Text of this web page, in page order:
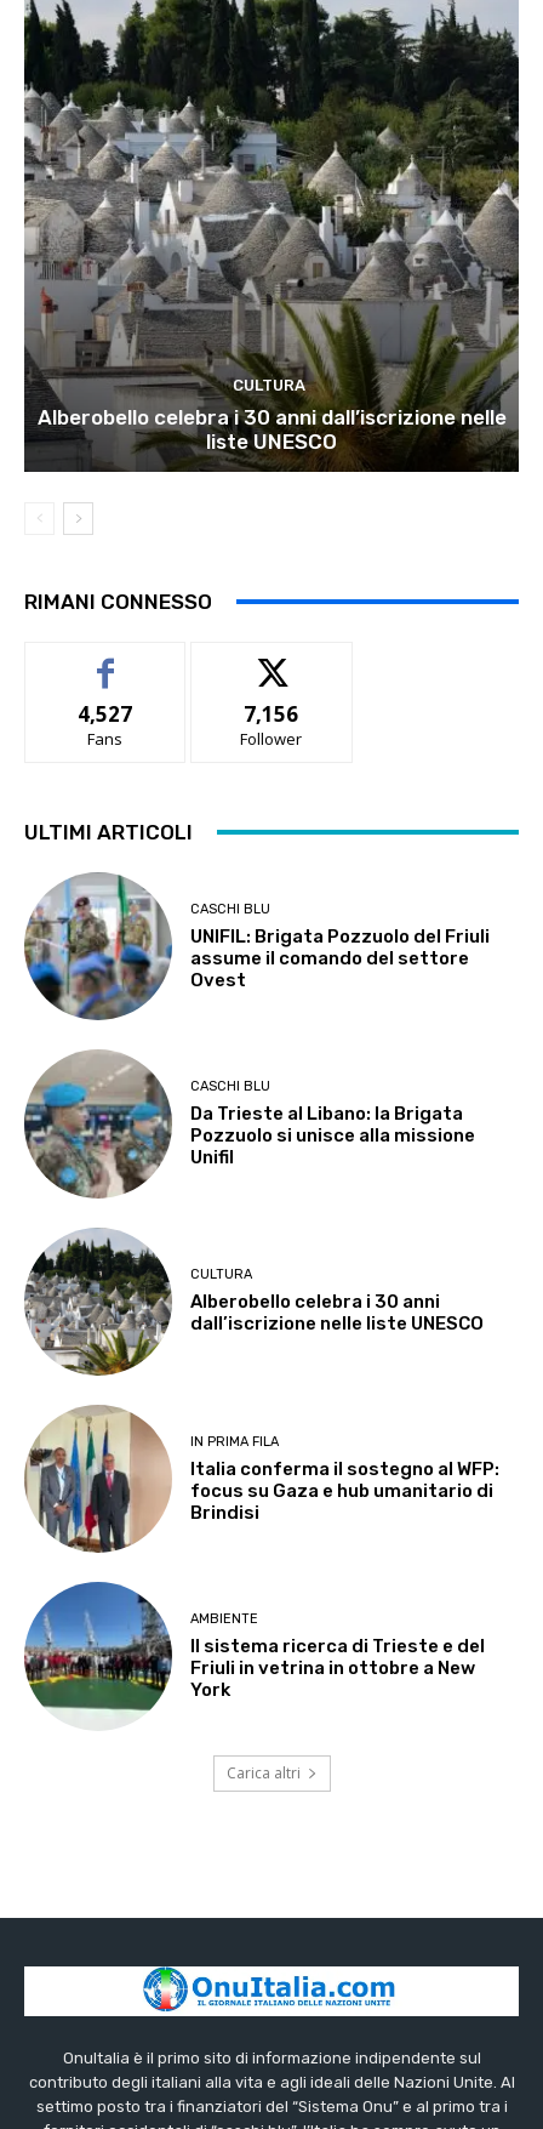
CULTURA
Alberobello celebra i 30 anni dall’iscrizione nelle
liste UNESCO
RIMANI CONNESSO
4,527
Fans
7,156
Follower
ULTIMI ARTICOLI
CASCHI BLU
UNIFIL: Brigata Pozzuolo del Friuli
assume il comando del settore
Ovest
CASCHI BLU
Da Trieste al Libano: la Brigata
Pozzuolo si unisce alla missione
Unifil
CULTURA
Alberobello celebra i 30 anni
dall’iscrizione nelle liste UNESCO
IN PRIMA FILA
Italia conferma il sostegno al WFP:
focus su Gaza e hub umanitario di
Brindisi
AMBIENTE
Il sistema ricerca di Trieste e del
Friuli in vetrina in ottobre a New
York
Carica altri
OnuItalia è il primo sito di informazione indipendente sul
contributo degli italiani alla vita e agli ideali delle Nazioni Unite. Al
settimo posto tra i finanziatori del “Sistema Onu” e al primo tra i